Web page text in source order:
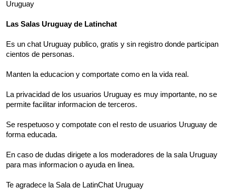
Uruguay
Las Salas Uruguay de Latinchat
Es un chat Uruguay publico, gratis y sin registro donde participan
cientos de personas.
Manten la educacion y comportate como en la vida real.
La privacidad de los usuarios Uruguay es muy importante, no se
permite facilitar informacion de terceros.
Se respetuoso y compotate con el resto de usuarios Uruguay de
forma educada.
En caso de dudas dirigete a los moderadores de la sala Uruguay
para mas informacion o ayuda en linea.
Te agradece la Sala de LatinChat Uruguay